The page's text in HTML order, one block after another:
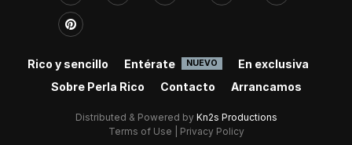
Rico y sencillo Entérate NUEVO
En exclusiva
Sobre Perla Rico
Contacto Arrancamos
Distributed & Powered by Kn2s Productions
Terms of Use
Privacy Policy